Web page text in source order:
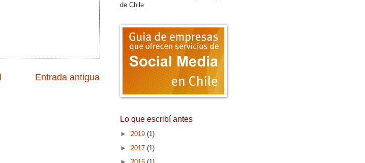
Entrada antigua
de Chile
Lo que escribí antes
► 2019 (1)
► 2017 (1)